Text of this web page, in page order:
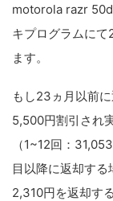
motorola razr 50d
キプログラムに
ます。
もし23ヵ月以前
5,500円割引され
（1~12回：
目以降に返却す
2,310円を返却す